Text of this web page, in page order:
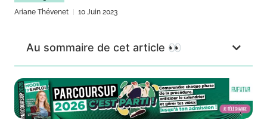
Ariane Thévenet 10 Juin 2023
Au sommaire de cet article 👀